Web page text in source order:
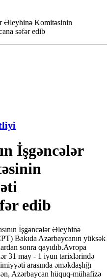
Əleyhinə Komitəsinin
səfər edib
İşgəncələr
edib
İşgəncələr Əleyhinə
Bakıda Azərbaycanın yüksək
sonra qayıdıb.Avropa
31 may - 1 iyun tarixlərində
arasında əməkdaşlığı
Azərbaycan hüquq-mühafizə